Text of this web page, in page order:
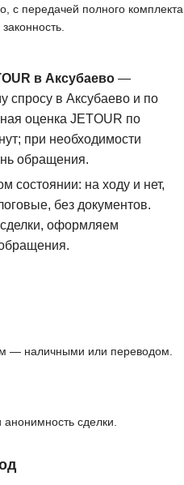
с передачей полного комплекта
в Аксубаево—
спросу в Аксубаево и по
оценка JETOUR по
при необходимости
обращения.
состоянии: на ходу и нет,
без документов.
оформляем
— наличными или переводом.
сделки.